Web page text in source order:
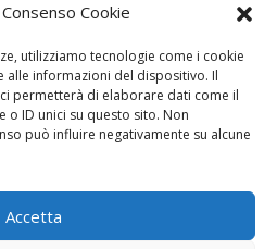
Cookie
utilizziamo tecnologie come i cookie
alle informazioni del dispositivo. Il
permetterà di elaborare dati come il
ID unici su questo sito. Non
può influire negativamente su alcune
Accetta